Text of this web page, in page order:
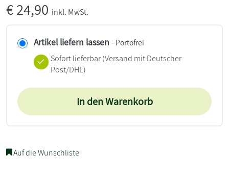
€24,90 inkl. MwSt.
Artikel liefern lassen - Portofrei
Sofort lieferbar(Versand mit Deutscher
Post/DHL)
In den Warenkorb
Auf die Wunschliste